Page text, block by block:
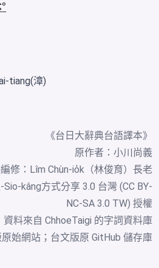
tiang(漳)
《台日大辭典台語譯本》
原作者：小川尚義
修：Lîm Chùn-io̍k（林俊育）長老
kâng方式分享 3.0 台灣 (CC BY-
NC-SA 3.0 TW) 授權
資料來自 ChhoeTaigi 的字詞資料庫
始網站； 台文版原 GitHub 儲存庫